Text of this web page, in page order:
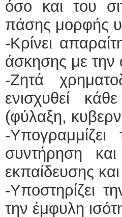
όσο και του
πάσης μορφής
-Κρίνει
άσκησης με την
-Ζητά
ενισχυθεί
(φύλαξη,
-
συντήρηση
εκπαίδευσης
-Υποστηρίζει
την έμφυλη